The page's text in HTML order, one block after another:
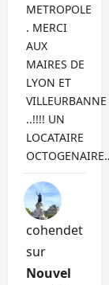
METROPOLE
. MERCI
AUX
MAIRES DE
LYON ET
VILLEURBANNE
..!!!! UN
LOCATAIRE
cohendet
sur
Nouvel